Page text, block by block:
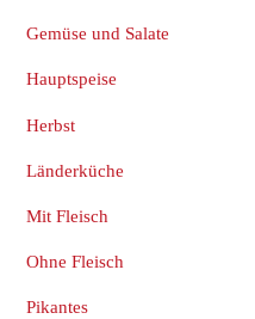
Gemüse und Salate
Hauptspeise
Herbst
Länderküche
Mit Fleisch
Ohne Fleisch
Pikantes